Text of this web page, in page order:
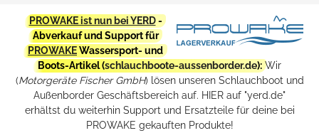
PROWAKE ist nun bei YERD-
Abverkauf und Support für
PROWAKEWassersport- und
Boots-Artikel (schlauchboote-aussenborder.de): Wir
(Motorgeräte Fischer GmbH) lösen unseren Schlauchboot und
Außenborder Geschäftsbereich auf. HIER auf "yerd.de"
erhältst du weiterhin Support und Ersatzteile für deine bei
PROWAKE gekauften Produkte!